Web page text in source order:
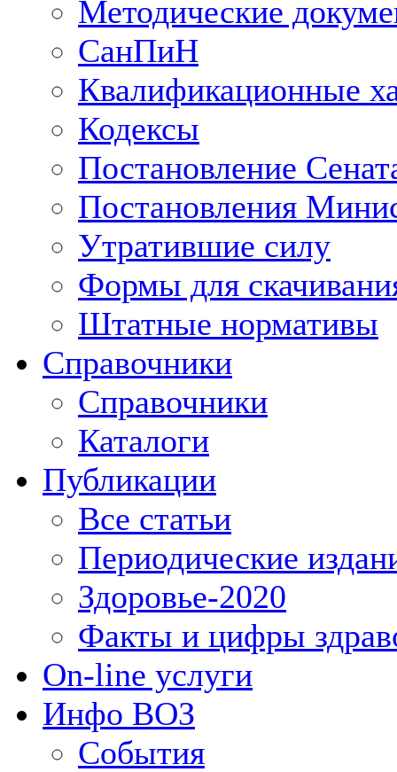
Методические
СанПиН
Квалификационные
Кодексы
Постановление
Постановления
Утратившие силу
Формы для
Штатные нормативы
Справочники
Справочники
Каталоги
Публикации
Все статьи
Периодические
Здоровье-2020
Факты и цифры
On-line услуги
Инфо ВОЗ
События